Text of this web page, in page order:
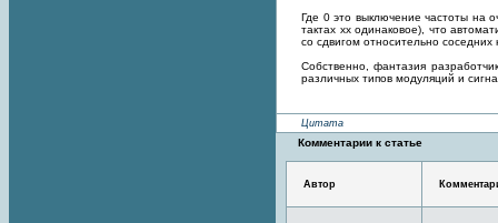
Где 0 это выключение частоты на
тактах xx одинаковое), что
со сдвигом относительно
Собственно, фантазия
различных типов модуляций и
Цитата
Комментарии к статье
Автор